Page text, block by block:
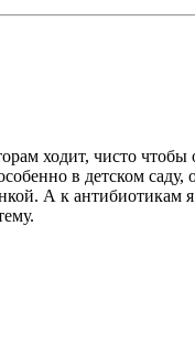
ходит, чисто
в детском
А к антибиотикам